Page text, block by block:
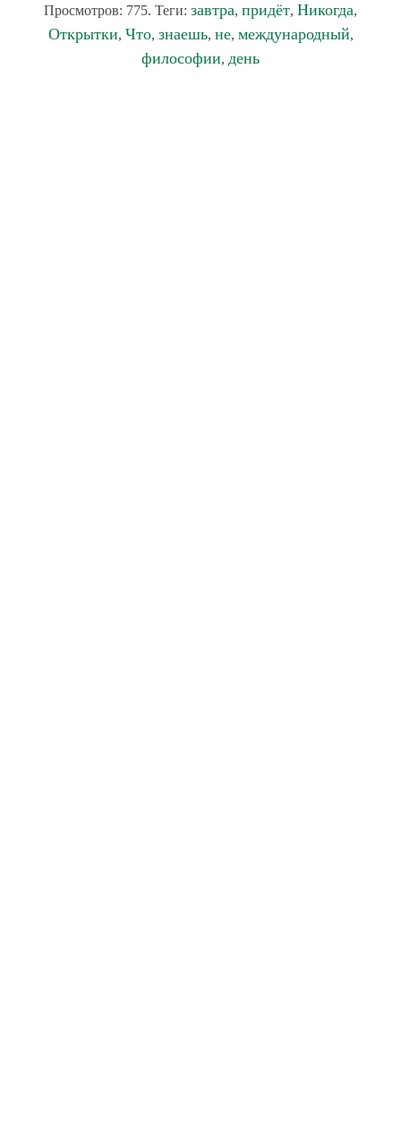
Просмотров: 775. Теги: завтра, придёт, Никогда,
Открытки, Что, знаешь, не, международный,
философии, день